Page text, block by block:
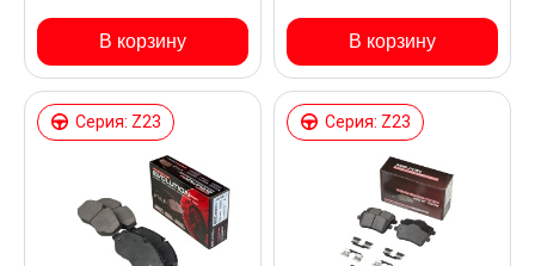
В корзину В корзину
Серия: Z23 Серия: Z23